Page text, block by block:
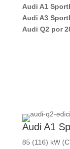
Audi A1
Audi A3
Audi Q2 por
Audi A1
85 (116) kW